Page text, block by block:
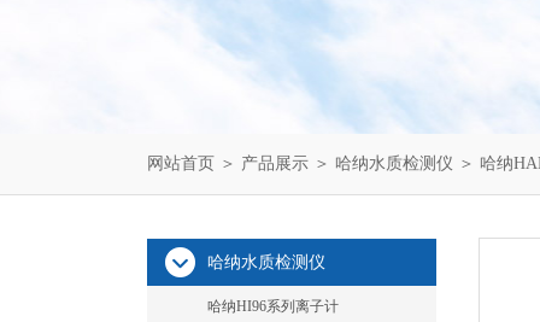
网站首页 ＞ 产品展示 ＞ 哈纳水质检测仪 ＞ 哈纳
哈纳水质检测仪
哈纳HI96系列离子计